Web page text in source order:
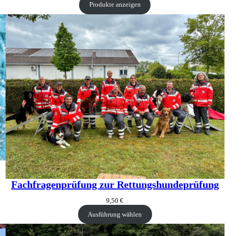
Produkte anzeigen
Fachfragenprüfung zur Rettungshundeprüfung
9,50€
Ausführung wählen